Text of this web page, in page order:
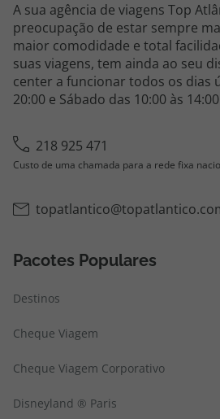
A sua agência de viagens Top
preocupação de estar sempre
maior comodidade e total
suas viagens, tem ainda ao seu
center a funcionar todos os dias
20:00 e Sábado das 10:00 às
218 925 471
Custo de uma chamada para a rede fixa
Pacotes Populares
Destinos
Cheque Viagem
Cheque Viagem Corporativo
Disneyland ® Paris